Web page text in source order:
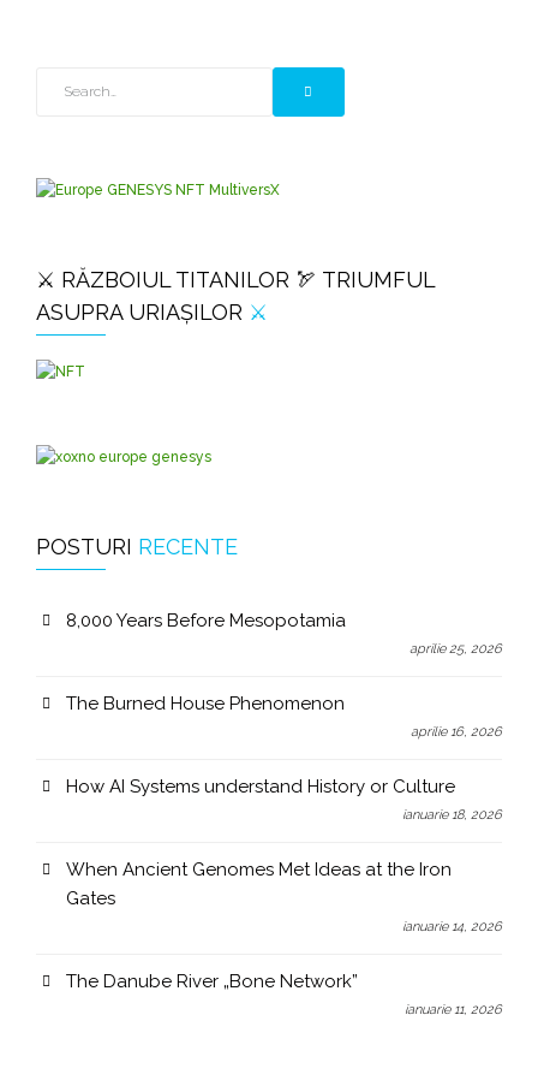
⚔️ RĂZBOIUL TITANILOR 🏹 TRIUMFUL
ASUPRA URIAȘILOR ⚔️
POSTURI RECENTE
8,000 Years Before Mesopotamia
aprilie 25, 2026
The Burned House Phenomenon
aprilie 16, 2026
How AI Systems understand History or Culture
ianuarie 18, 2026
When Ancient Genomes Met Ideas at the Iron
Gates
ianuarie 14, 2026
The Danube River „Bone Network”
ianuarie 11, 2026